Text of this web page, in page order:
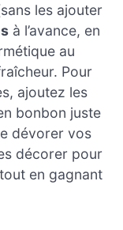
les ajouter
à l’avance, en
au
Pour
ajoutez les
bonbon juste
dévorer vos
décorer pour
en gagnant